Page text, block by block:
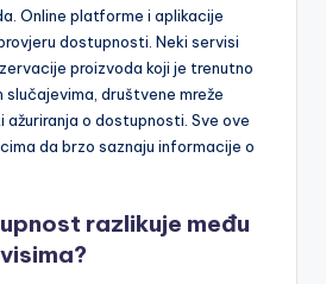
Online platforme i aplikacije
dostupnosti. Neki servisi
proizvoda koji je trenutno
slučajevima, društvene mreže
ažuriranja o dostupnosti. Sve ove
da brzo saznaju informacije o
razlikuje među